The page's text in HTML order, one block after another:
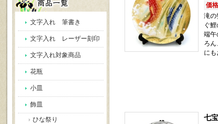
文字入れ 筆書き
文字入れ レーザー刻印
文字入れ対象商品
花瓶
小皿
飾皿
ひな祭り
価
滝の
ぐ
端午
ろ
に
七